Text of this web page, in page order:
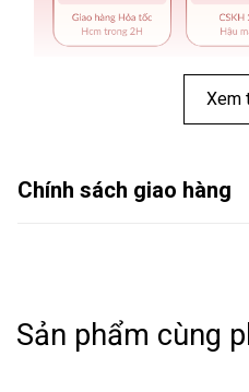
Xem
Chính sách giao hàng
Sản phẩm cùng